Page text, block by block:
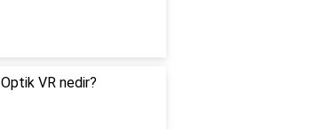
Optik VR nedir?